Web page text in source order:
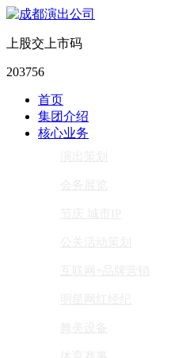
上股交上市码
203756
首页
集团介绍
核心业务